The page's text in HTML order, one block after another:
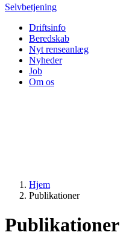
Selvbetjening
Driftsinfo
Beredskab
Nyt renseanlæg
Nyheder
Job
Om os
Hjem
Publikationer
Publikationer